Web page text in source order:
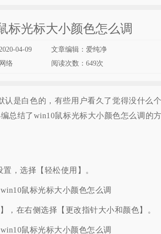
标光标大小颜色怎么调
04-09
文章编辑：爱纯净
络
阅读次数： 649次
认是白色的，有些用户看久了觉得没什么
总结了win10鼠标光标大小颜色怎么调的
，选择【轻松使用】。
，在右侧选择【更改指针大小和颜色】。